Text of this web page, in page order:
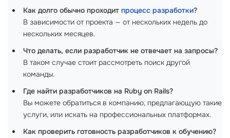
Как долго обычно проходит процесс разработки?
В зависимости от проекта — от нескольких недель до
нескольких месяцев.
Что делать, если разработчик не отвечает на запросы?
В таком случае стоит рассмотреть поиск другой
команды.
Где найти разработчиков на Ruby on Rails?
Вы можете обратиться в компанию, предлагающую такие
услуги, или искать на профессиональных платформах.
Как проверить готовность разработчиков к обучению?